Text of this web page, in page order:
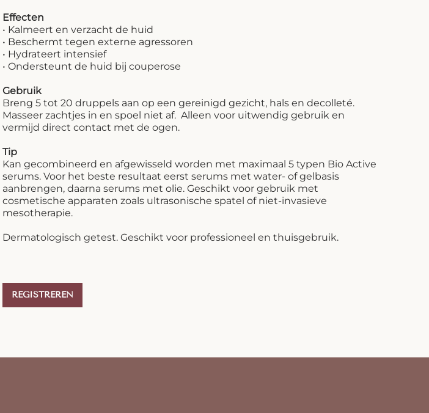
Effecten
• Kalmeert en verzacht de huid
• Beschermt tegen externe agressoren
• Hydrateert intensief
• Ondersteunt de huid bij couperose
Gebruik
Breng 5 tot 20 druppels aan op een gereinigd gezicht, hals en decolleté.
Masseer zachtjes in en spoel niet af. Alleen voor uitwendig gebruik en
vermijd direct contact met de ogen.
Tip
Kan gecombineerd en afgewisseld worden met maximaal 5 typen Bio Active
serums. Voor het beste resultaat eerst serums met water- of gelbasis
aanbrengen, daarna serums met olie. Geschikt voor gebruik met
cosmetische apparaten zoals ultrasonische spatel of niet-invasieve
mesotherapie.
Dermatologisch getest. Geschikt voor professioneel en thuisgebruik.
REGISTREREN